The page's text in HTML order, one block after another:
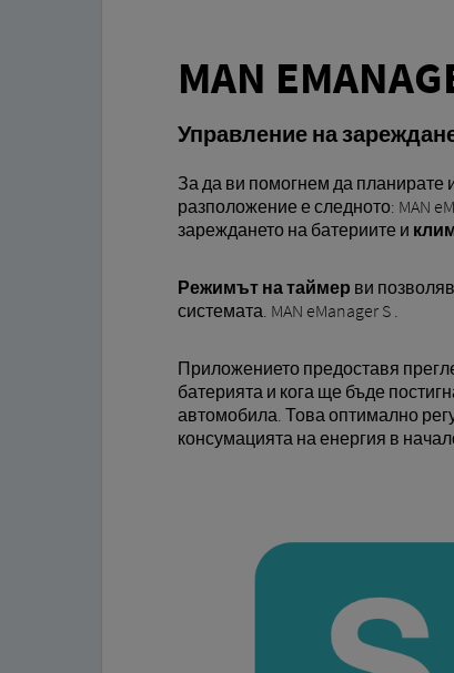
MAN
Управление на
За да ви помогнем да планирате
разположение е следното: MAN
зареждането на батериите и
Режимът на таймер ви
системата. MAN eManager S .
Приложението предоставя
батерията и кога ще бъде
автомобила. Това оптимално
консумацията на енергия в